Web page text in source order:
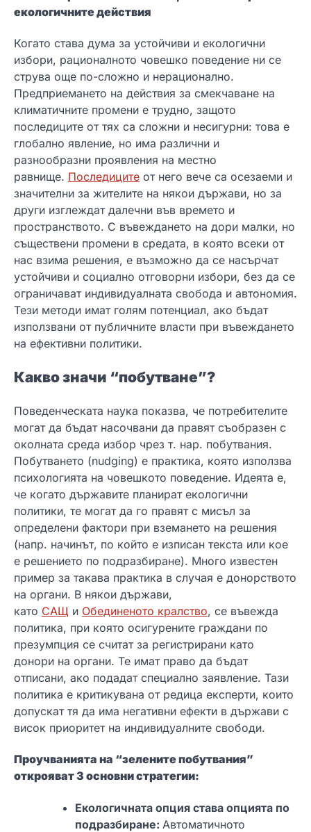
екологичните действия
Когато става дума за устойчиви и екологични
избори, рационалното човешко поведение ни се
струва още по-сложно и нерационално.
Предприемането на действия за смекчаване на
климатичните промени е трудно, защото
последиците от тях са сложни и несигурни: това е
глобално явление, но има различни и
разнообразни проявления на местно
равнище. Последиците от него вече са осезаеми и
значителни за жителите на някои държави, но за
други изглеждат далечни във времето и
пространството. С въвеждането на дори малки, но
съществени промени в средата, в която всеки от
нас взима решения, е възможно да се насърчат
устойчиви и социално отговорни избори, без да се
ограничават индивидуалната свобода и автономия.
Тези методи имат голям потенциал, ако бъдат
използвани от публичните власти при въвеждането
на ефективни политики.
Какво значи “побутване”?
Поведенческата наука показва, че потребителите
могат да бъдат насочвани да правят съобразен с
околната среда избор чрез т. нар. побутвания.
Побутването (nudging) е практика, която използва
психологията на човешкото поведение. Идеята е,
че когато държавите планират екологични
политики, те могат да го правят с мисъл за
определени фактори при вземането на решения
(напр. начинът, по който е изписан текста или кое
е решението по подразбиране). Много известен
пример за такава практика в случая е донорството
на органи. В някои държави,
като САЩ и Обединеното кралство, се въвежда
политика, при която осигурените граждани по
презумпция се считат за регистрирани като
донори на органи. Те имат право да бъдат
отписани, ако подадат специално заявление. Тази
политика е критикувана от редица експерти, които
допускат тя да има негативни ефекти в държави с
висок приоритет на индивидуалните свободи.
Проучванията на “зелените побутвания”
открояват 3 основни стратегии:
Екологичната опция става опцията по
подразбиране: Автоматичното